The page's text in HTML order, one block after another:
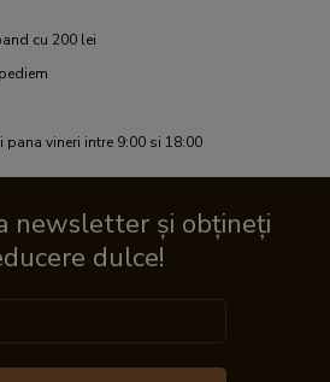
cu 200 lei
pana vineri intre 9:00 si 18:00
newsletter și obțineți
dulce!